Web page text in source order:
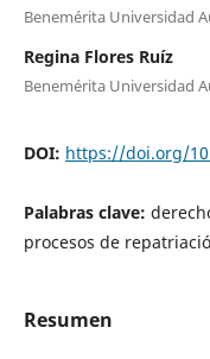
Benemérita Universidad
Regina Flores Ruíz
Benemérita Universidad
DOI: https://doi.org/
Palabras clave:
procesos de
Resumen